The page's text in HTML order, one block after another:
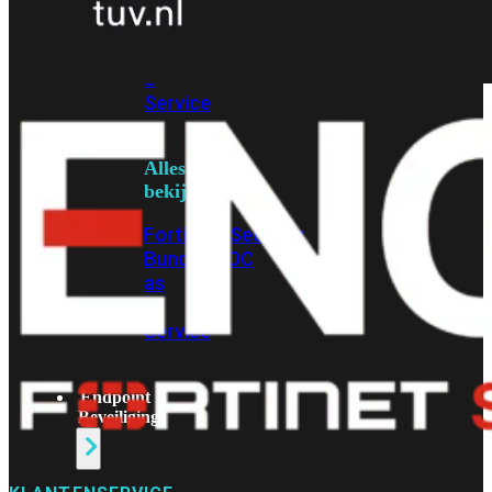
Protection
Protection
a
Service
Alles
bekijken
FortiCare Security
Bundels
SOC
as
Service
Endpoint
Beveiliging